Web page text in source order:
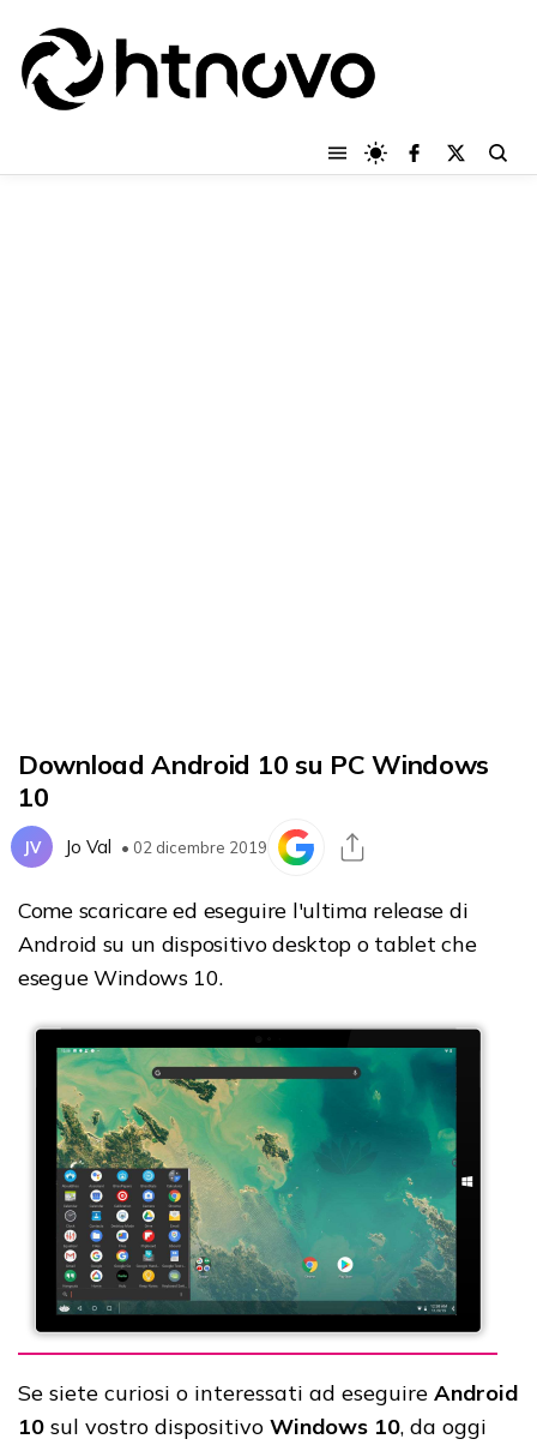
Download Android 10 su PC Windows
10
JV Jo Val • 02 dicembre 2019
Come scaricare ed eseguire l'ultima release di
Android su un dispositivo desktop o tablet che
esegue Windows 10.
Se siete curiosi o interessati ad eseguire Android
10 sul vostro dispositivo Windows 10, da oggi